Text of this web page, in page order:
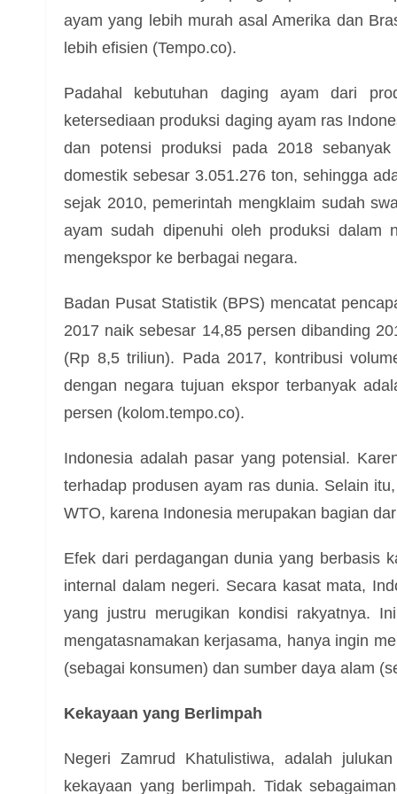
ayam yang lebih murah asal Amerika dan
lebih efisien (Tempo.co).
Padahal kebutuhan daging ayam dari
ketersediaan produksi daging ayam ras
dan potensi produksi pada 2018
domestik sebesar 3.051.276 ton, sehingga
sejak 2010, pemerintah mengklaim sudah
ayam sudah dipenuhi oleh produksi dalam
mengekspor ke berbagai negara.
Badan Pusat Statistik (BPS) mencatat
2017 naik sebesar 14,85 persen dibanding
(Rp 8,5 triliun). Pada 2017, kontribusi
dengan negara tujuan ekspor terbanyak
persen (kolom.tempo.co).
Indonesia adalah pasar yang potensial.
terhadap produsen ayam ras dunia. Selain
WTO, karena Indonesia merupakan bagian
Efek dari perdagangan dunia yang berbasis
internal dalam negeri. Secara kasat mata,
yang justru merugikan kondisi rakyatnya.
mengatasnamakan kerjasama, hanya ingin
(sebagai konsumen) dan sumber daya alam
Kekayaan yang Berlimpah
Negeri Zamrud Khatulistiwa, adalah
kekayaan yang berlimpah. Tidak